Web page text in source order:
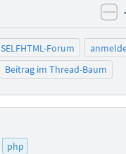
SELFHTML-Forum
Beitrag im Thread-Baum
php